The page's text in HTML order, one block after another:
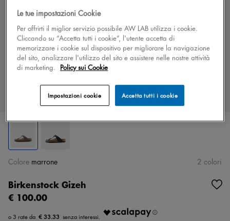
Birkenstock Gizeh
€ 100.00
€ 33.33
Colore marrone 2 colori
Le tue impostazioni Cookie
Per offrirti il miglior servizio possibile AW LAB utilizza i cookie.
Cliccando su “Accetta tutti i cookie”, l'utente accetta di
memorizzare i cookie sul dispositivo per migliorare la navigazione
del sito, analizzare l'utilizzo del sito e assistere nelle nostre attività
di marketing. Policy sui Cookie
Accetta tutti i cookie
Impostazioni cookie